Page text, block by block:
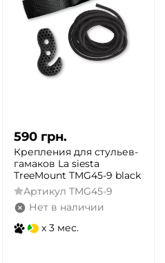
590 грн.
Крепления для стульев-
гамаков La siesta
TreeMount TMG45-9 black
Артикул TMG45-9
Нет в наличии
x 3 мес.